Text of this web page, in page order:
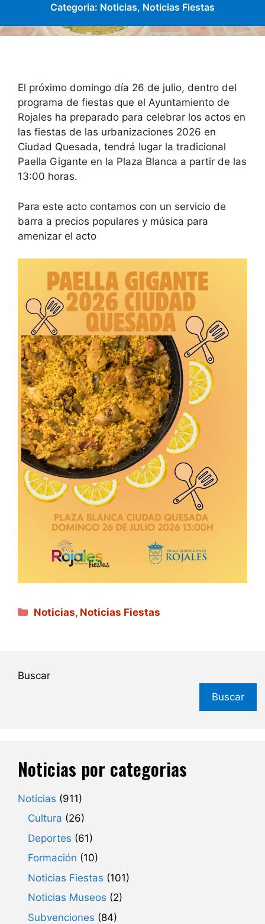
Categoria: Noticias, Noticias Fiestas
El próximo domingo día 26 de julio, dentro del
programa de fiestas que el Ayuntamiento de
Rojales ha preparado para celebrar los actos en
las fiestas de las urbanizaciones 2026 en
Ciudad Quesada, tendrá lugar la tradicional
Paella Gigante en la Plaza Blanca a partir de las
13:00 horas.
Para este acto contamos con un servicio de
barra a precios populares y música para
amenizar el acto
Categorías
Noticias, Noticias Fiestas
Buscar
Buscar
Noticias por categorias
Noticias (911)
Cultura (26)
Deportes (61)
Formación (10)
Noticias Fiestas (101)
Noticias Museos (2)
Subvenciones (84)